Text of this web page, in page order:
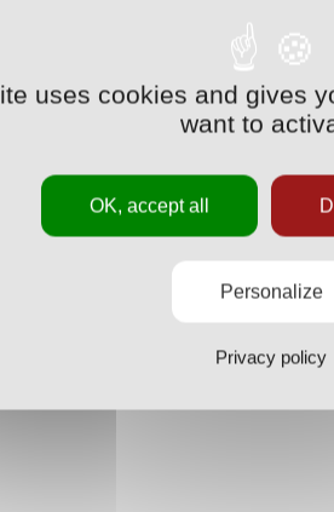
uses cookies and gives
want to
OK, accept all
Personalize
Privacy policy